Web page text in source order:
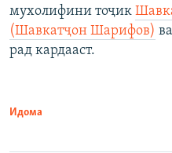
мухолифини тоҷик
(Шавкатҷон Шарифов)
рад кардааст.
Идома